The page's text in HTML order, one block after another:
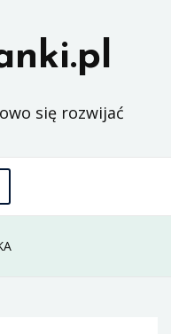
się rozwijać